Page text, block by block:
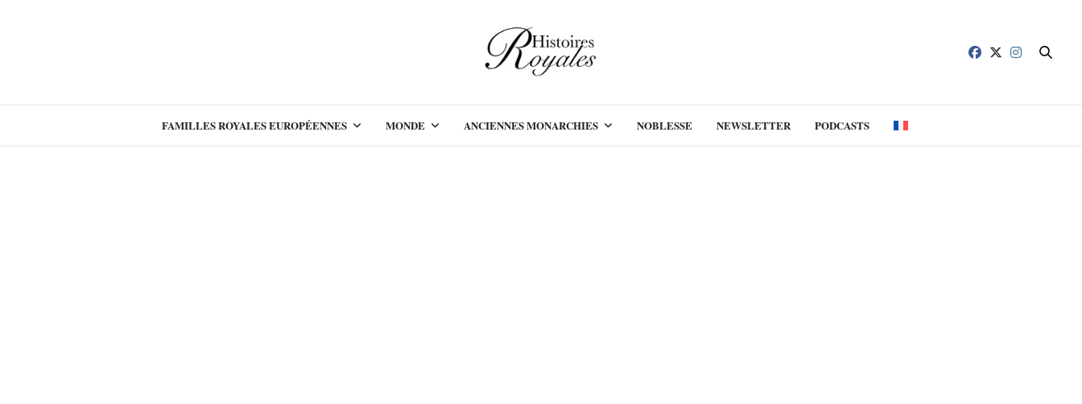
FAMILLES ROYALES EUROPÉENNES MONDE ANCIENNES MONARCHIES NOBLESSE NEWSLETTER PODCASTS